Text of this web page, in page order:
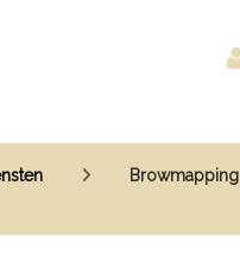
Browmapping